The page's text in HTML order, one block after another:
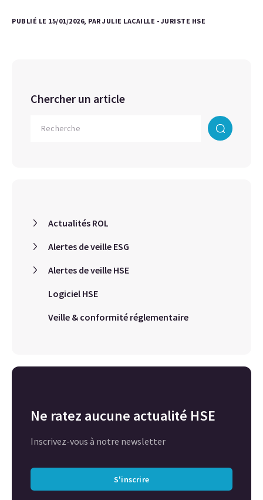
PUBLIÉ LE 15/01/2026, PAR JULIE LACAILLE - JURISTE HSE
Chercher un article
Actualités ROL
Alertes de veille ESG
Alertes de veille HSE
Logiciel HSE
Veille & conformité réglementaire
Ne ratez aucune actualité HSE
Inscrivez-vous à notre newsletter
S'inscrire